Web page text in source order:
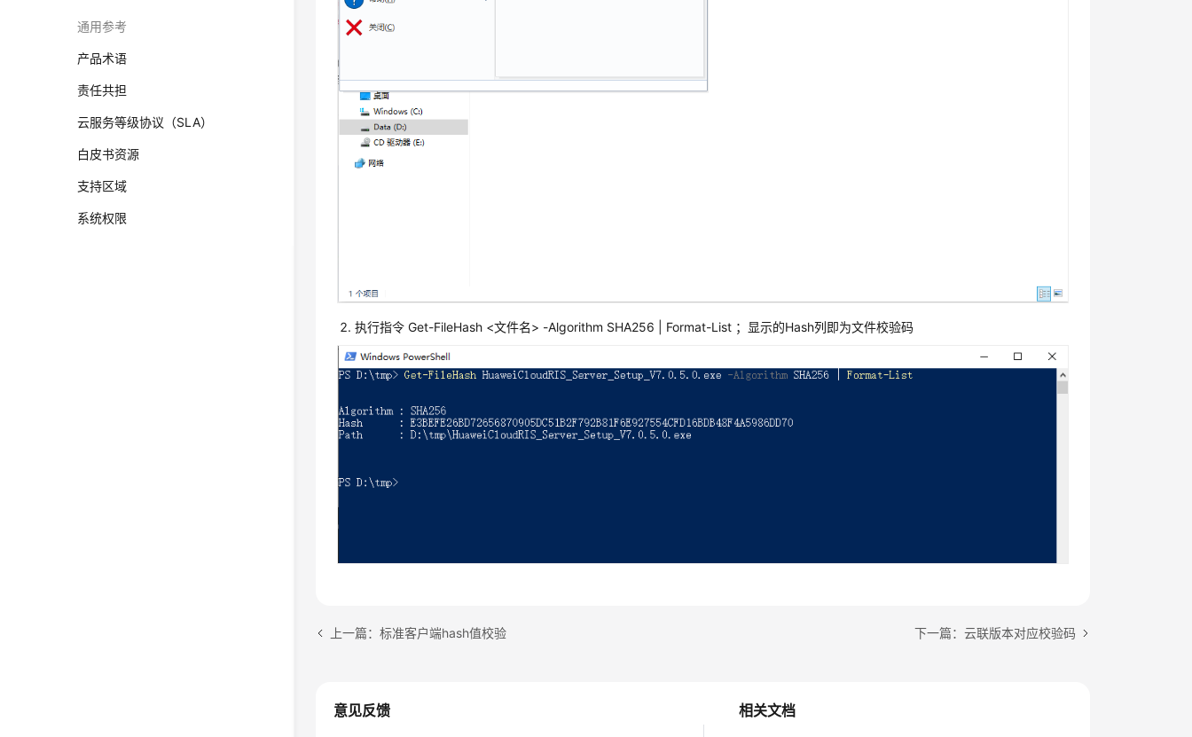
通用参考
产品术语
责任共担
云服务等级协议（SLA）
白皮书资源
支持区域
系统权限
执行指令 Get-FileHash <文件名> -Algorithm SHA256 | Format-List ；显示的Hash列即为文件校验码
上一篇：标准客户端hash值校验 下一篇：云联版本对应校验码
相关文档
意见反馈